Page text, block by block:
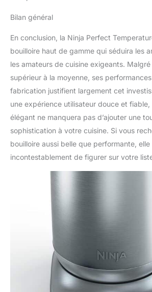
Bilan général
En conclusion, la Ninja Perfect
bouilloire haut de gamme qui séduira les
les amateurs de cuisine exigeants.
supérieur à la moyenne, ses
fabrication justifient largement cet
une expérience utilisateur douce et
élégant ne manquera pas d’ajouter une
sophistication à votre cuisine. Si vous
bouilloire aussi belle que performante, elle
incontestablement de figurer sur votre